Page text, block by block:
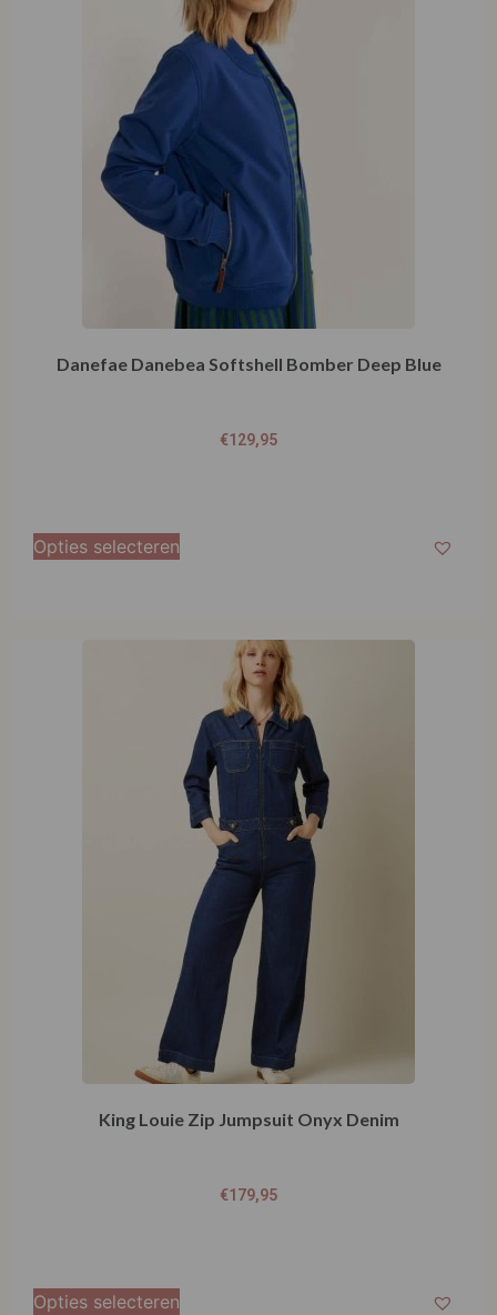
Danefae Danebea Softshell Bomber Deep Blue
€129,95
Opties selecteren
King Louie Zip Jumpsuit Onyx Denim
€179,95
Opties selecteren